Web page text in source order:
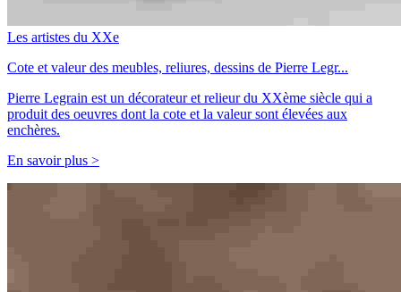
Les artistes du XXe
Cote et valeur des meubles, reliures, dessins de Pierre Legr...
Pierre Legrain est un décorateur et relieur du XXème siècle qui a
produit des oeuvres dont la cote et la valeur sont élevées aux
enchères.
En savoir plus >